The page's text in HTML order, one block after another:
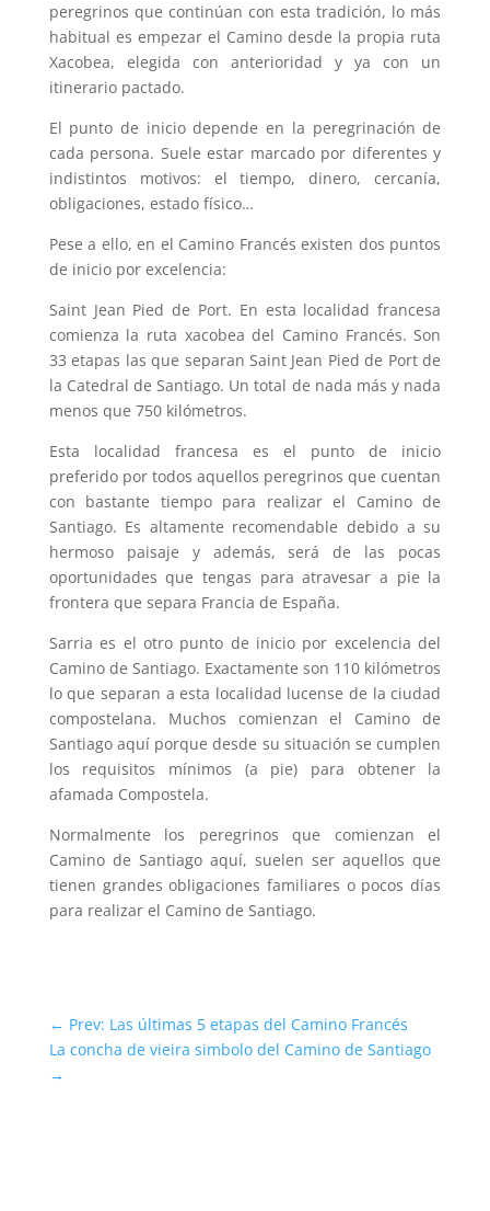
peregrinos que continúan con esta tradición, lo más
habitual es empezar el Camino desde la propia ruta
Xacobea, elegida con anterioridad y ya con un
itinerario pactado.
El punto de inicio depende en la peregrinación de
cada persona. Suele estar marcado por diferentes y
indistintos motivos: el tiempo, dinero, cercanía,
obligaciones, estado físico…
Pese a ello, en el Camino Francés existen dos puntos
de inicio por excelencia:
Saint Jean Pied de Port. En esta localidad francesa
comienza la ruta xacobea del Camino Francés. Son
33 etapas las que separan Saint Jean Pied de Port de
la Catedral de Santiago. Un total de nada más y nada
menos que 750 kilómetros.
Esta localidad francesa es el punto de inicio
preferido por todos aquellos peregrinos que cuentan
con bastante tiempo para realizar el Camino de
Santiago. Es altamente recomendable debido a su
hermoso paisaje y además, será de las pocas
oportunidades que tengas para atravesar a pie la
frontera que separa Francia de España.
Sarria es el otro punto de inicio por excelencia del
Camino de Santiago. Exactamente son 110 kilómetros
lo que separan a esta localidad lucense de la ciudad
compostelana. Muchos comienzan el Camino de
Santiago aquí porque desde su situación se cumplen
los requisitos mínimos (a pie) para obtener la
afamada Compostela.
Normalmente los peregrinos que comienzan el
Camino de Santiago aquí, suelen ser aquellos que
tienen grandes obligaciones familiares o pocos días
para realizar el Camino de Santiago.
← Prev: Las últimas 5 etapas del Camino Francés
La concha de vieira simbolo del Camino de Santiago
→